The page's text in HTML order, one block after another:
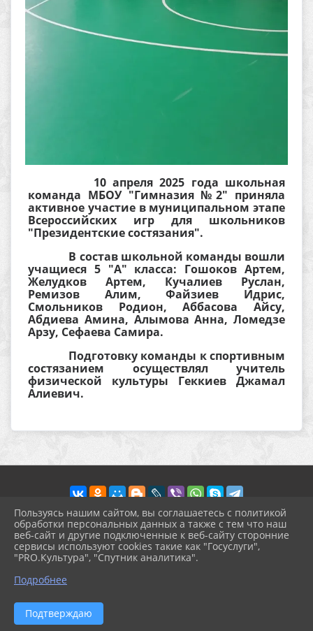
10 апреля 2025 года школьная
команда МБОУ "Гимназия №2" приняла
активное участие в муниципальном этапе
Всероссийских игр для школьников
"Президентские состязания".
В состав школьной команды вошли
учащиеся 5 "А" класса: Гошоков Артем,
Желудков Артем, Кучалиев Руслан,
Ремизов Алим, Файзиев Идрис,
Смольников Родион, Аббасова Айсу,
Абдиева Амина, Алымова Анна, Ломедзе
Арзу, Сефаева Самира.
Подготовку команды к спортивным
состязанием осуществлял учитель
физической культуры Геккиев Джамал
Алиевич.
2026 г. prohgimnaziya-2.ru
Вход
Карта сайта
Политика обработки персональных данных
Сделано на KubCMS
Разработка и поддержка
Пользуясь нашим сайтом, вы соглашаетесь с политикой
обработки персональных данных а также с тем что наш
веб-сайт и другие подключенные к веб-сайту сторонние
сервисы используют cookies такие как "Госуслуги",
"PRO.Культура", "Спутник аналитика".
Подробнее
Подтверждаю